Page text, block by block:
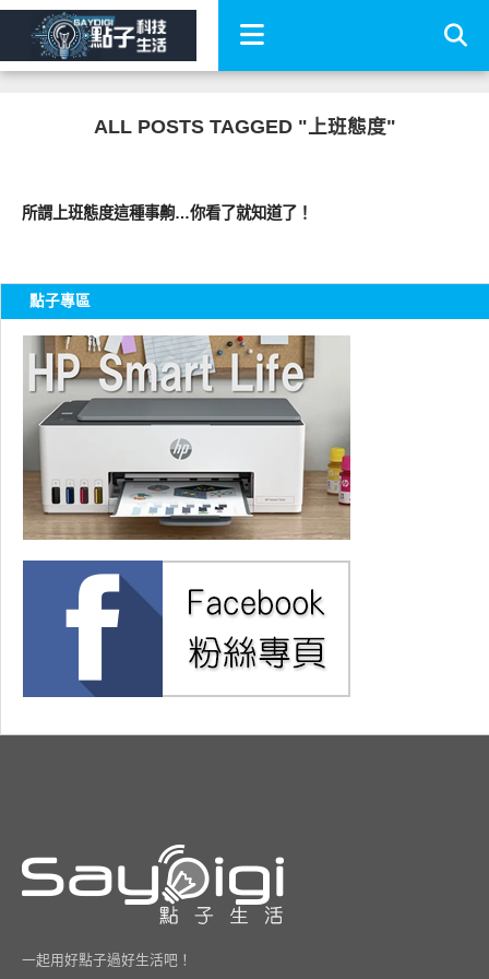
ALL POSTS TAGGED "上班態度"
所謂上班態度這種事齁…你看了就知道了！
點子專區
一起用好點子過好生活吧！